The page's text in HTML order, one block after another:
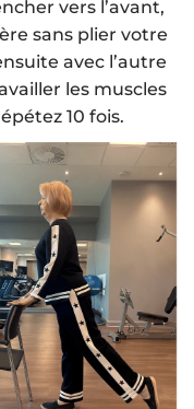
vers l’avant,
sans plier votre
avec l’autre
les muscles
10 fois.